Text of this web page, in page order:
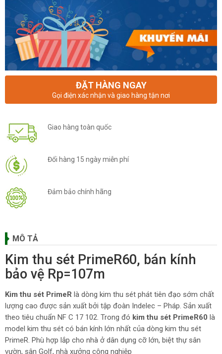
ĐẶT HÀNG NGAY
Gọi điện xác nhận và giao hàng tận nơi
Giao hàng toàn quốc
Đổi hàng 15 ngày miễn phí
Đảm bảo chính hãng
MÔ TẢ
Kim thu sét PrimeR60, bán kính
bảo vệ Rp=107m
Kim thu sét PrimeR là dòng kim thu sét phát tiên đạo sớm chất
lượng cao được sản xuất bởi tập đoàn Indelec – Pháp. Sản xuất
theo tiêu chuẩn NF C 17 102. Trong đó kim thu sét PrimeR60 là
model kim thu sét có bán kính lớn nhất của dòng kim thu sét
PrimeR. Phù hợp lắp cho nhà ở dân dụng cỡ lớn, biệt thự sân
vườn, sân Golf, nhà xưởng công nghiệp